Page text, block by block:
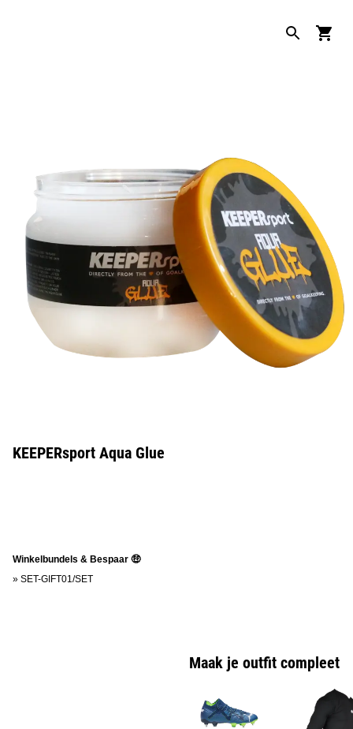
KEEPERsport Aqua Glue
Winkelbundels & Bespaar 🤑
» SET-GIFT01/SET
Maak je outfit compleet